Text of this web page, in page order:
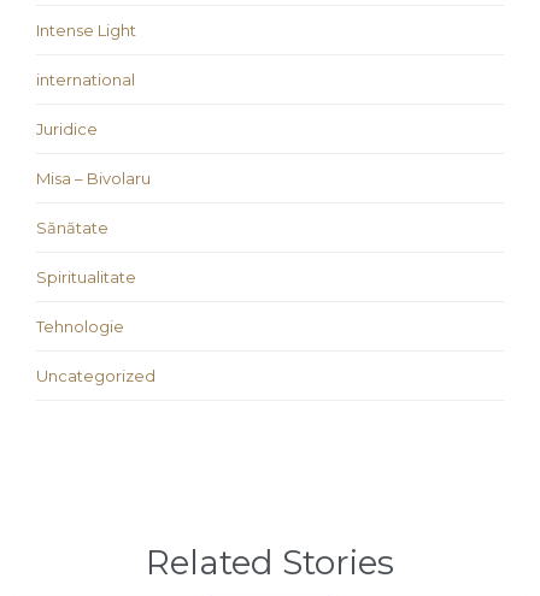
Intense Light
international
Juridice
Misa – Bivolaru
Sănătate
Spiritualitate
Tehnologie
Uncategorized
Related Stories